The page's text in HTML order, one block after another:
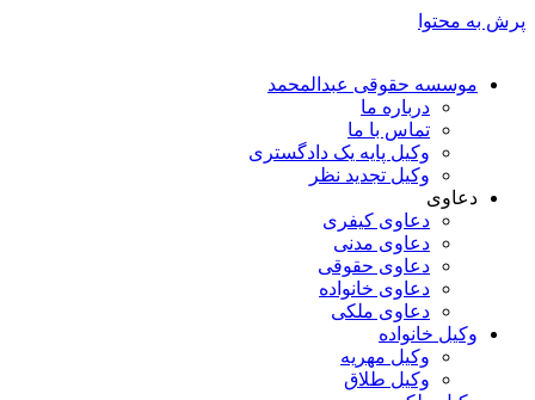
پرش به محتوا
موسسه حقوقی عبدالمحمد
درباره ما
تماس با ما
وکیل پایه یک دادگستری
وکیل تجدید نظر
دعاوی
دعاوی کیفری
دعاوی مدنی
دعاوی حقوقی
دعاوی خانواده
دعاوی ملکی
وکیل خانواده
وکیل مهریه
وکیل طلاق